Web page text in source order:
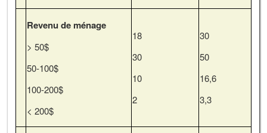
Revenu de ménage
> 50$
50-100$
100-200$
< 200$
18
30
10
2
30
50
16,6
3,3